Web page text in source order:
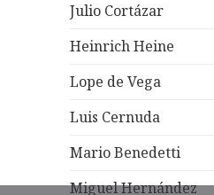
Julio Cortázar
Heinrich Heine
Lope de Vega
Luis Cernuda
Mario Benedetti
Miguel Hernández